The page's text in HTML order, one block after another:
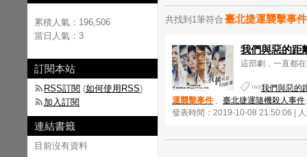
共找到1筆符合 臺北捷運襲擊事件
我們與惡的距
這部劇，一直都
我們與惡的
運襲擊事件 、 臺北捷運隨機殺人事件
發表時間：2019-10-08 21:50:06 |
累積人氣： 196,506
當日人氣： 3
訂閱本站
RSS訂閱 (如何使用RSS)
加入訂閱
連結書籤
目前沒有資料